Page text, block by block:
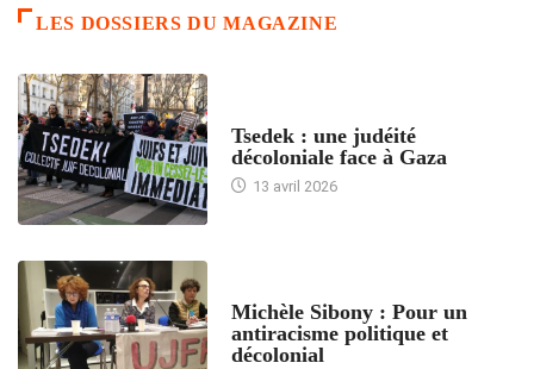
LES DOSSIERS DU MAGAZINE
Tsedek : une judéité
décoloniale face à Gaza
13 avril 2026
Michèle Sibony : Pour un
antiracisme politique et
décolonial